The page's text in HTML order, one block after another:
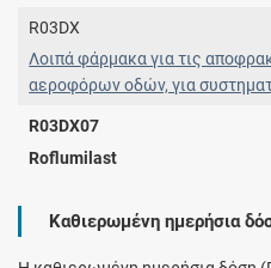
R03DX
Λοιπά φάρμακα για τις
αεροφόρων οδών, για
R03DX07
Roflumilast
Καθιερωμένη ημερήσια